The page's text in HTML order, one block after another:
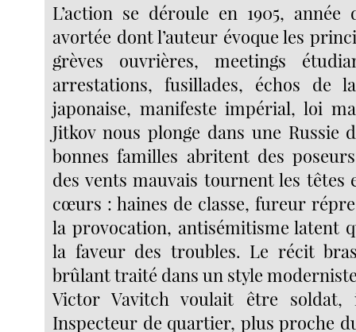
L’action se déroule en 1905, année
avortée dont l’auteur évoque les
grèves ouvrières, meetings
arrestations, fusillades, échos de
japonaise, manifeste impérial, loi
Jitkov nous plonge dans une Russie
bonnes familles abritent des
des vents mauvais tournent les têtes
cœurs : haines de classe, fureur
la provocation, antisémitisme latent
la faveur des troubles. Le récit
brûlant traité dans un style
Victor Vavitch voulait être
Inspecteur de quartier, plus proche